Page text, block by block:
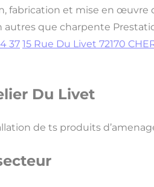
fabrication et mise en œuvre
que charpente
37 15 Rue Du Livet 72170
Du Livet
de ts produits